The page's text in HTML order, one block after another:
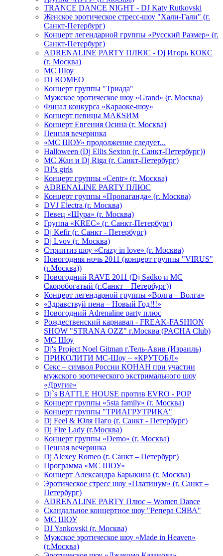
TRANCE DANCE NIGHT - DJ Katy Rutkovski
Женское эротическое стресс-шоу "Хали-Гали" (г.
Санкт-Петербург)
Концерт легендарной группы «Русский Размер» (г.
Санкт-Петербург)
ADRENALINE PARTY ПЛЮС - Dj Игорь КОКС
(г. Москва)
MC Шоу
DJ ROMEO
Концерт группы "Триада"
Мужское эротическое шоу «Grand» (г. Москва)
Финал конкурса «Караоке-шоу»
Концерт певицы МАКSИМ
Концерт Евгения Осина (г. Москва)
Пенная вечеринка
«МС ШОУ» продолжение следует...
Halloween (Dj Ellis Sexton (г. Санкт-Петербург))
МС Жан и Dj Riga (г. Санкт-Петербург)
DJ's girls
Концерт группы «Centr» (г. Москва)
ADRENALINE PARTY ПЛЮС
Концерт группы «Пропаганда» (г. Москва)
DVJ Electra (г. Москва)
Певец «Шура» (г. Москва)
Группа «KREC» (г. Санкт-Петербург)
Dj Kefir (г. Санкт - Петербург)
Dj Lvov (г. Москва)
Стриптиз шоу «Crazy in love» (г. Москва)
Новогодняя ночь 2011 (концерт группы "VIRUS"
(г.Москва))
Новогодний RAVE 2011 (Dj Sadko и MC
Скоробогатый (г.Санкт – Петербург))
Концерт легендарной группы «Волга – Волга»
«Здравствуй пена – Новый Год!!!»
Новогодний Adrenaline party плюс
Рождественский карнавал - FREAK-FASHION
SHOW "STRANA OZZ" г.Москва (PACHA Club)
MC Шоу
Dj's Project Noel Gitman г.Тель-Авив (Израиль)
ПРИКОЛИТИ МС-Шоу – «КРУТОБЛ»
Секс – символ России КОНАН при участии
мужского эротического экстримального шоу
«Другие»
Dj`s BATTLE HOUSE против EVRO - POP
Концерт группы «5sta family» (г. Москва)
Концерт группы "ТРИАГРУТРИКА"
Dj Feel & Юля Паго (г. Санкт - Петербург)
Dj Fire Lady (г.Москва)
Концерт группы «Demo» (г. Москва)
Пенная вечеринка
Dj Alexey Romeo (г. Санкт – Петербург)
Программа «МС ШОУ»
Концерт Александра Барыкина (г. Москва)
Эротическое стресс шоу «Платинум» (г. Санкт –
Петербург)
ADRENALINE PARTY Плюс – Women Dance
Скандальное концертное шоу "Репера СЯВА"
МС ШОУ
DJ Yankovski (г. Москва)
Мужское эротическое шоу «Made in Heaven»
(г.Москва)